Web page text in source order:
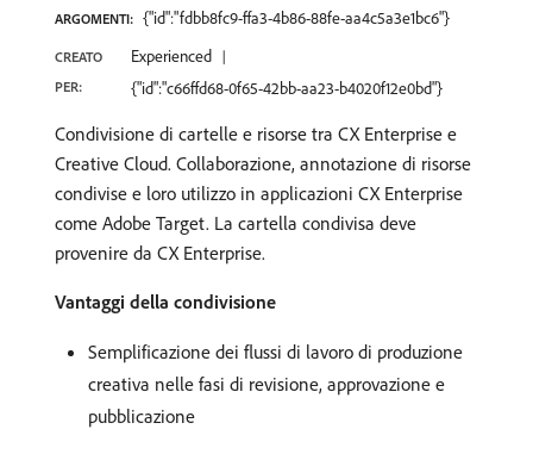
ARGOMENTI: {"id":"fdbb8fc9-ffa3-4b86-88fe-aa4c5a3e1bc6"}
CREATO
PER:
Experienced
{"id":"c66ffd68-0f65-42bb-aa23-b4020f12e0bd"}
Condivisione di cartelle e risorse tra CX Enterprise e
Creative Cloud. Collaborazione, annotazione di risorse
condivise e loro utilizzo in applicazioni CX Enterprise
come Adobe Target. La cartella condivisa deve
provenire da CX Enterprise.
Vantaggi della condivisione
Semplificazione dei flussi di lavoro di produzione
creativa nelle fasi di revisione, approvazione e
pubblicazione